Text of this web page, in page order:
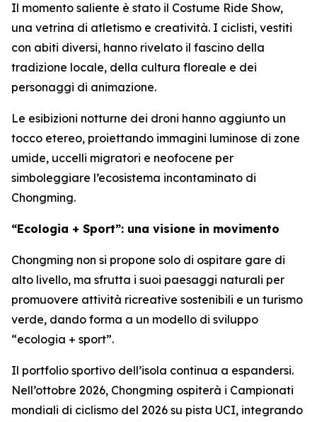
Il momento saliente è stato il Costume Ride Show,
una vetrina di atletismo e creatività. I ciclisti, vestiti
con abiti diversi, hanno rivelato il fascino della
tradizione locale, della cultura floreale e dei
personaggi di animazione.
Le esibizioni notturne dei droni hanno aggiunto un
tocco etereo, proiettando immagini luminose di zone
umide, uccelli migratori e neofocene per
simboleggiare l’ecosistema incontaminato di
Chongming.
“Ecologia + Sport”: una visione in movimento
Chongming non si propone solo di ospitare gare di
alto livello, ma sfrutta i suoi paesaggi naturali per
promuovere attività ricreative sostenibili e un turismo
verde, dando forma a un modello di sviluppo
“ecologia + sport”.
Il portfolio sportivo dell’isola continua a espandersi.
Nell’ottobre 2026, Chongming ospiterà i Campionati
mondiali di ciclismo del 2026 su pista UCI, integrando